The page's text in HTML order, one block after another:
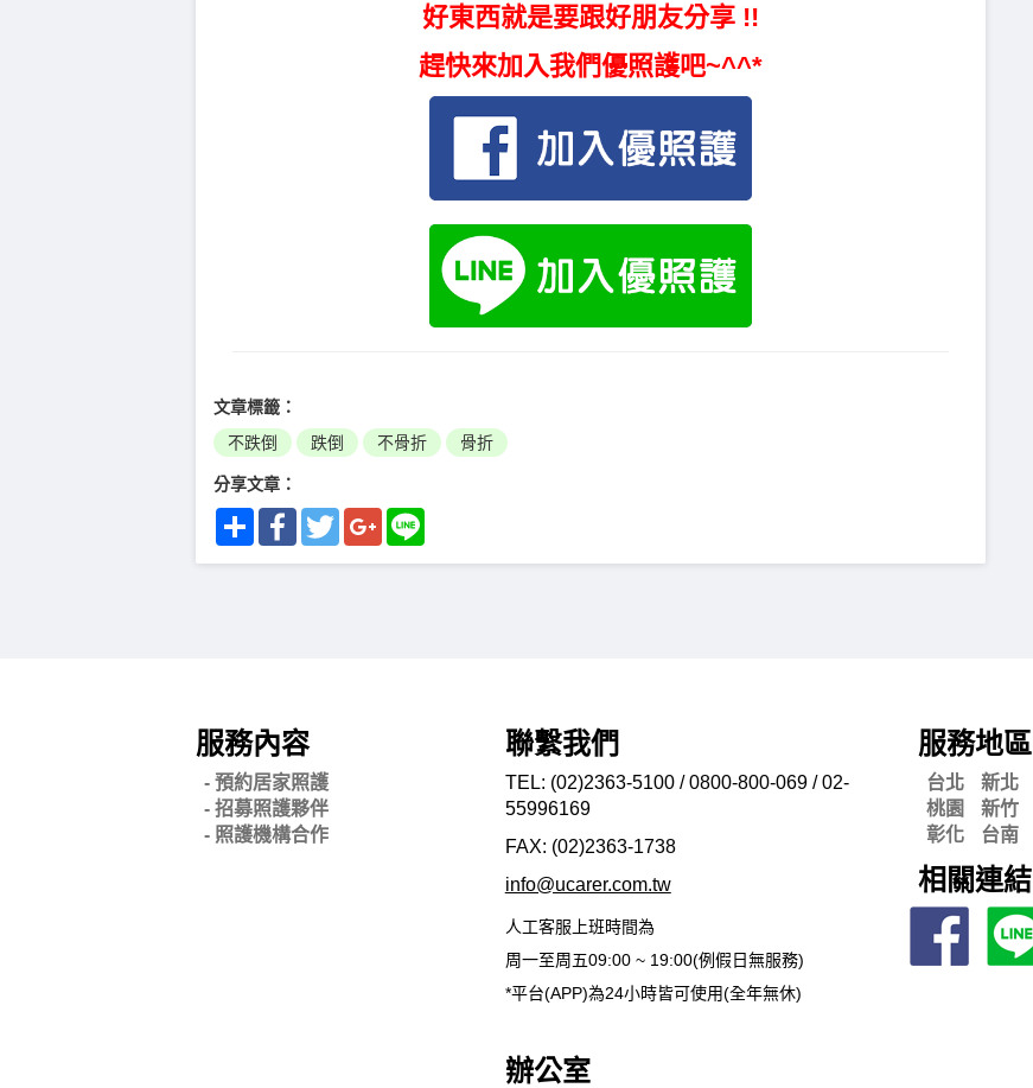
好東西就是要跟好朋友分享 !!
趕快來加入我們優照護吧~^^*
文章標籤：
不跌倒
跌倒 不骨折 骨折
分享文章：
ShareFacebookTwitterGoogle+Line
服務內容
- 預約居家照護
- 招募照護夥伴
- 照護機構合作
聯繫我們
TEL: (02)2363-5100 / 0800-800-069 / 02-
55996169
FAX: (02)2363-1738
info@ucarer.com.tw
人工客服上班時間為
周一至周五09:00 ~ 19:00(例假日無服務)
*平台(APP)為24小時皆可使用(全年無休)
服務地區
台北 新北
桃園
新竹
彰化
台南
相關連結
辦公室